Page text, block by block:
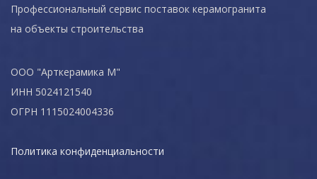
Профессиональный сервис поставок керамогранита
на объекты строительства
ООО "Арткерамика М"
ИНН 5024121540
ОГРН 1115024004336
Политика конфиденциальности